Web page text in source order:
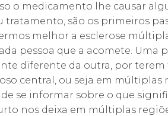
o medicamento lhe causar
tratamento, são os primeiros
melhor a esclerose
pessoa que a acomete. Uma
diferente da outra, por
central, ou seja em múltiplas
se informar sobre o que
nos deixa em múltiplas